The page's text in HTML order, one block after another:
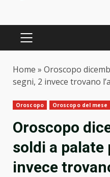
PRIMARY
Home » Oroscopo
segni, 2 invece trovano
Oroscopo Oroscopo del mese
Oroscopo
soldi a palate
invece